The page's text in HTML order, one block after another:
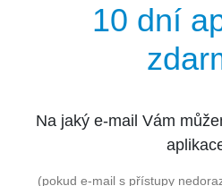
10 dní
Na jaký e-mail Vám
(pokud e-mail s přístupy